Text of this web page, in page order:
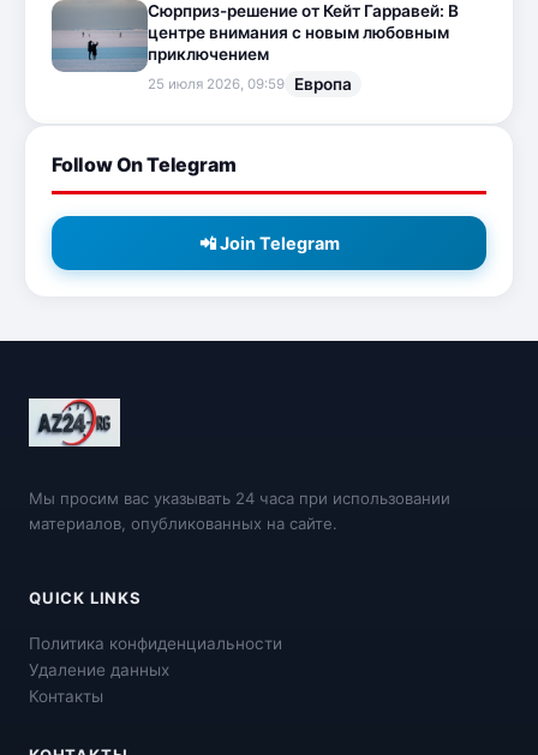
Сюрприз-решение от Кейт Гарравей: В
центре внимания с новым любовным
приключением
25 июля 2026, 09:59 Европа
Follow On Telegram
📲 Join Telegram
Мы просим вас указывать 24 часа при использовании
материалов, опубликованных на сайте.
QUICK LINKS
Политика конфиденциальности
Удаление данных
Контакты